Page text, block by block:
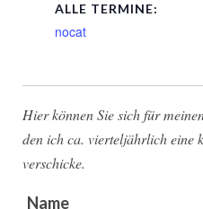
ALLE TERMINE:
nocat
Hier können Sie sich für
den ich ca. vierteljährlich eine
verschicke.
Name